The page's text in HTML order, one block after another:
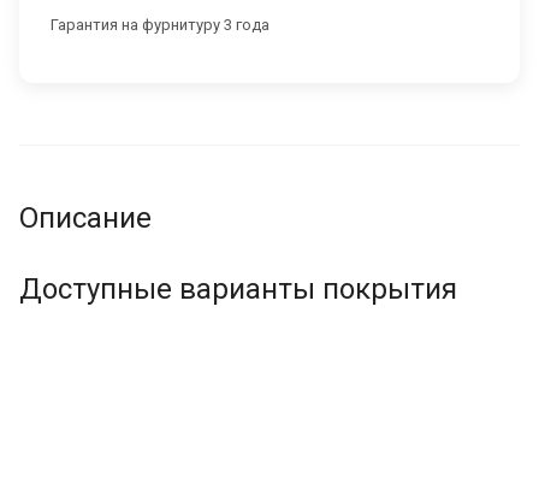
Гарантия на фурнитуру 3 года
Описание
Доступные варианты покрытия